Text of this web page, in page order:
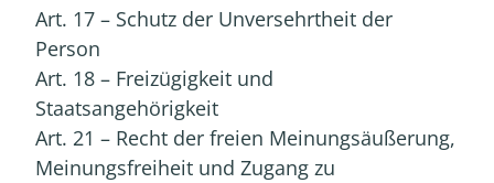
Art. 17 – Schutz der Unversehrtheit der
Person
Art. 18 – Freizügigkeit und
Staatsangehörigkeit
Art. 21 – Recht der freien Meinungsäußerung,
Meinungsfreiheit und Zugang zu